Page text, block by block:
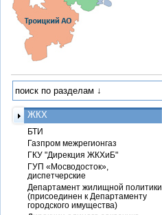
ЖКХ
БТИ
Газпром межрегионгаз
ГКУ "Дирекция ЖКХиБ"
ГУП «Мосводосток»,
диспетчерские
Департамент жилищной политики
(присоединен к Департаменту
городского имущества)